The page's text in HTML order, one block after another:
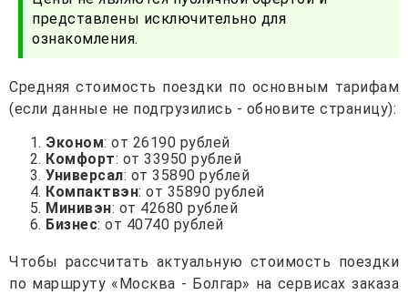
представлены исключительно для
ознакомления.
Средняя стоимость поездки по основным тарифам
(если данные не подгрузились - обновите страницу):
Эконом: от 26190 рублей
Комфорт: от 33950 рублей
Универсал: от 35890 рублей
Компактвэн: от 35890 рублей
Минивэн: от 42680 рублей
Бизнес: от 40740 рублей
Чтобы рассчитать актуальную стоимость поездки
по маршруту «Москва - Болгар» на сервисах заказа